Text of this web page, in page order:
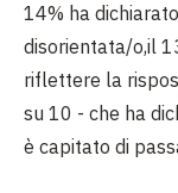
14% ha
disorientata/o,il
riflettere la
su 10 - che ha
è capitato di